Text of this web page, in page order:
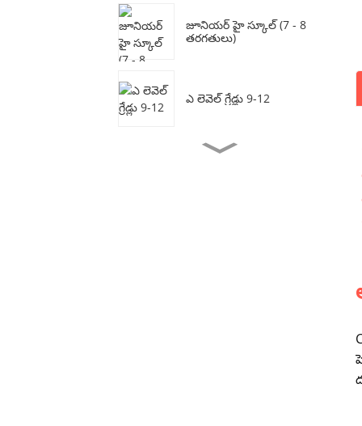
జూనియర్ హై స్కూల్ (7 - 8
తరగతులు)
ఎ లెవెల్ గ్రేడ్లు 9-12